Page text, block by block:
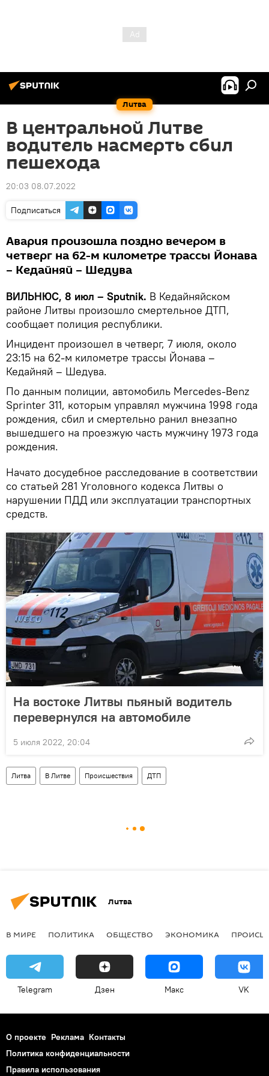
Литва
В центральной Литве
водитель насмерть сбил
пешехода
20:03 08.07.2022
Подписаться
Авария произошла поздно вечером в
четверг на 62-м километре трассы Йонава
– Кедайняй – Шедува
ВИЛЬНЮС, 8 июл – Sputnik. В Кедайняйском
районе Литвы произошло смертельное ДТП,
сообщает полиция республики.
Инцидент произошел в четверг, 7 июля, около
23:15 на 62-м километре трассы Йонава –
Кедайняй – Шедува.
По данным полиции, автомобиль Mercedes-Benz
Sprinter 311, которым управлял мужчина 1998 года
рождения, сбил и смертельно ранил внезапно
вышедшего на проезжую часть мужчину 1973 года
рождения.
Начато досудебное расследование в соответствии
со статьей 281 Уголовного кодекса Литвы о
нарушении ПДД или эксплуатации транспортных
средств.
На востоке Литвы пьяный водитель
перевернулся на автомобиле
5 июля 2022, 20:04
Литва В Литве Происшествия ДТП
Литва
В МИРЕ ПОЛИТИКА ОБЩЕСТВО ЭКОНОМИКА
Telegram Дзен Макс VK
О проекте Реклама Контакты
Политика конфиденциальности
Правила использования